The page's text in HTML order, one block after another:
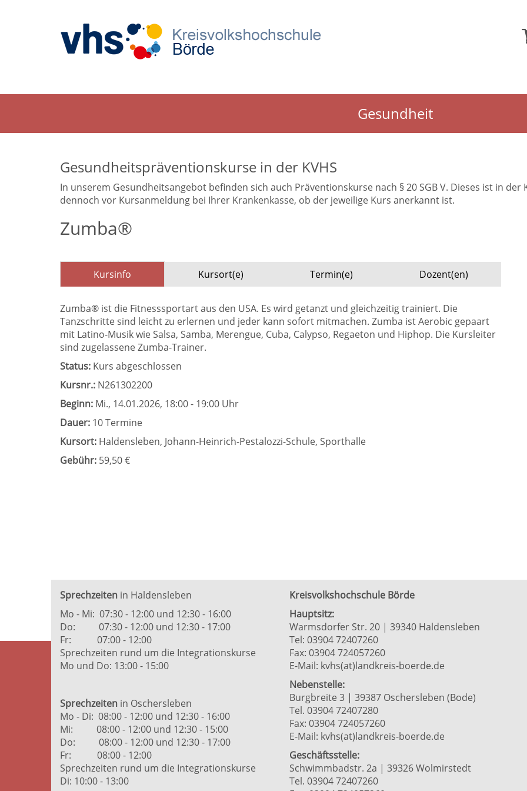
Gesundheit
Gesundheitspräventionskurse in der KVHS
In unserem Gesundheitsangebot befinden sich auch Präventionskurse nach § 20 SGB V. Dieses ist in
dennoch vor Kursanmeldung bei Ihrer Krankenkasse, ob der jeweilige Kurs anerkannt ist.
Zumba®
Kursinfo Kursort(e) Termin(e) Dozent(en)
Zumba® ist die Fitnesssportart aus den USA. Es wird getanzt und gleichzeitig trainiert. Die
Tanzschritte sind leicht zu erlernen und jeder kann sofort mitmachen. Zumba ist Aerobic gepaart
mit Latino-Musik wie Salsa, Samba, Merengue, Cuba, Calypso, Regaeton und Hiphop. Die Kursleiter
sind zugelassene Zumba-Trainer.
Status: Kurs abgeschlossen
Kursnr.: N261302200
Beginn: Mi., 14.01.2026, 18:00 - 19:00 Uhr
Dauer: 10 Termine
Kursort: Haldensleben, Johann-Heinrich-Pestalozzi-Schule, Sporthalle
Gebühr: 59,50 €
Sprechzeiten in Haldensleben
Mo - Mi: 07:30 - 12:00 und 12:30 - 16:00
Do: 07:30 - 12:00 und 12:30 - 17:00
Fr: 07:00 - 12:00
Sprechzeiten rund um die Integrationskurse
Mo und Do: 13:00 - 15:00
Sprechzeiten in Oschersleben
Mo - Di: 08:00 - 12:00 und 12:30 - 16:00
Mi: 08:00 - 12:00 und 12:30 - 15:00
Do: 08:00 - 12:00 und 12:30 - 17:00
Fr: 08:00 - 12:00
Sprechzeiten rund um die Integrationskurse
Di: 10:00 - 13:00
Kreisvolkshochschule Börde
Hauptsitz:
Warmsdorfer Str. 20 | 39340 Haldensleben
Tel: 03904 72407260
Fax: 03904 724057260
E-Mail: kvhs(at)landkreis-boerde.de
Nebenstelle:
Burgbreite 3 | 39387 Oschersleben (Bode)
Tel. 03904 72407280
Fax: 03904 724057260
E-Mail: kvhs(at)landkreis-boerde.de
Geschäftsstelle:
Schwimmbadstr. 2a | 39326 Wolmirstedt
Tel. 03904 72407260